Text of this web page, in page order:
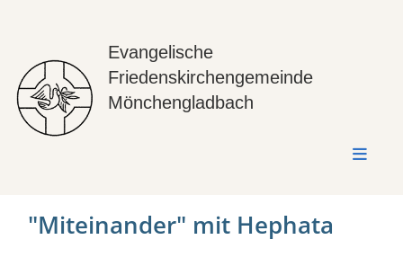
Evangelische
Friedenskirchengemeinde
Mönchengladbach
"Miteinander" mit Hephata